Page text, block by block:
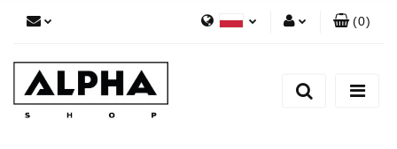
Zarejestruj się
(0)